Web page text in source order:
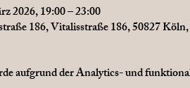
2026, 19:00 – 23:00
186, Vitalisstraße 186, 50827
aufgrund der Analytics- und